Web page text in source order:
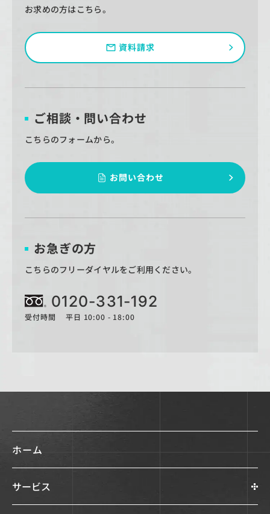
お求めの方はこちら。
資料請求
ご相談・問い合わせ
こちらのフォームから。
お問い合わせ
お急ぎの方
こちらのフリーダイヤルをご利用ください。
0120-331-192
受付時間 平日 10:00 - 18:00
ホーム
サービス